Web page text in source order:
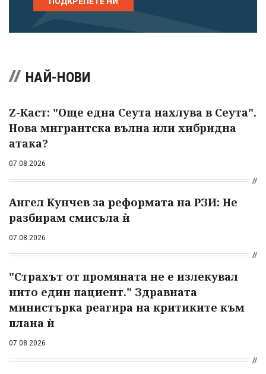
НАЙ-НОВИ
Z-Каст: "Още една Сеута нахлува в Сеута".
Нова мигрантска вълна или хибридна
атака?
07.08.2026
Ангел Кунчев за реформата на РЗИ: Не
разбирам смисъла ѝ
07.08.2026
"Страхът от промяната не е излекувал
нито един пациент." Здравната
министърка реагира на критиките към
плана ѝ
07.08.2026